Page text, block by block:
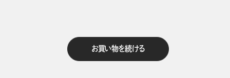
お買い物を続ける